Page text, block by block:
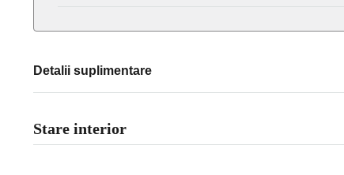
Detalii suplimentare
Stare interior